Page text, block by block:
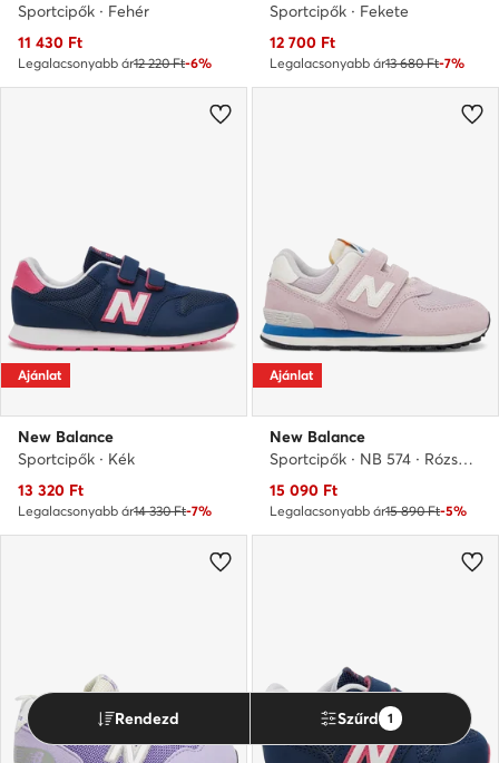
Sportcipők · Fehér
Aktuális ár
11 430 Ft
Legalacsonyabb ár12 220 Ft-6%
Sportcipők · Fekete
Aktuális ár
12 700 Ft
Legalacsonyabb ár13 680 Ft-7%
Ajánlat
New Balance
Sportcipők · Kék
Aktuális ár
13 320 Ft
Legalacsonyabb ár14 330 Ft-7%
Ajánlat
New Balance
Sportcipők · NB 574 · Rózsaszín
Aktuális ár
15 090 Ft
Legalacsonyabb ár15 890 Ft-5%
Rendezd Szűrd 1